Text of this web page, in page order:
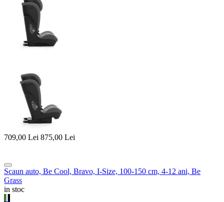
709,00 Lei 875,00 Lei
Scaun auto, Be Cool, Bravo, I-Size, 100-150 cm, 4-12 ani, Be
Grass
in stoc